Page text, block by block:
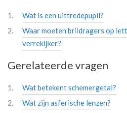
Wat is een uittredepupil?
Waar moeten brildragers op
verrekijker?
Gerelateerde vragen
Wat betekent schemergetal?
Wat zijn asferische lenzen?